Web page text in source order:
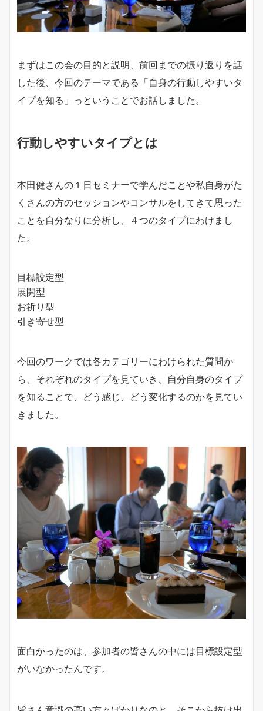
まずはこの会の目的と説明、前回までの振り返りを話
した後、今回のテーマである「自身の行動しやすいタ
イプを知る」っということでお話しました。
行動しやすいタイプとは
本田健さんの１日セミナーで学んだことや私自身がた
くさんの方のセッションやコンサルをしてきて思った
ことを自分なりに分析し、４つのタイプにわけまし
た。
目標設定型
展開型
お祈り型
引き寄せ型
今回のワークでは各カテゴリーにわけられた質問か
ら、それぞれのタイプを見ていき、自分自身のタイプ
を知ることで、どう感じ、どう変化するのかを見てい
きました。
面白かったのは、参加者の皆さんの中には目標設定型
がいなかったんです。